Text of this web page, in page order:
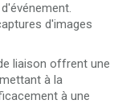
d'images
liaison offrent une
à la
à une